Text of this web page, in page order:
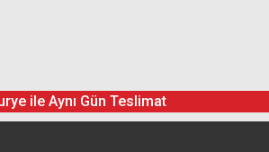
ile Aynı Gün Teslimat